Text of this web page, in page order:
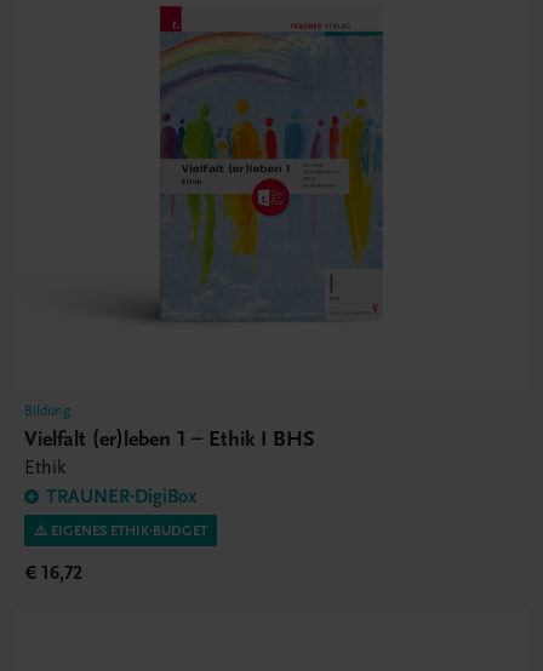
Bildung
Vielfalt (er)leben 1 – Ethik I BHS
Ethik
TRAUNER-DigiBox
⚠️ EIGENES ETHIK-BUDGET
€ 16,72